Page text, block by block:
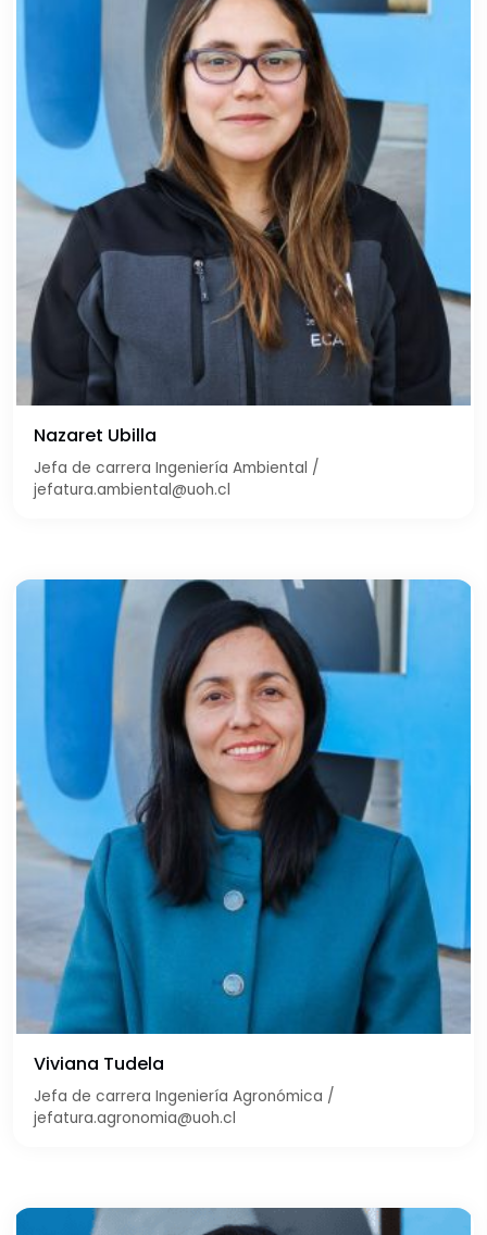
Nazaret Ubilla
Jefa de carrera Ingeniería Ambiental /
jefatura.ambiental@uoh.cl
Viviana Tudela
Jefa de carrera Ingeniería Agronómica /
jefatura.agronomia@uoh.cl